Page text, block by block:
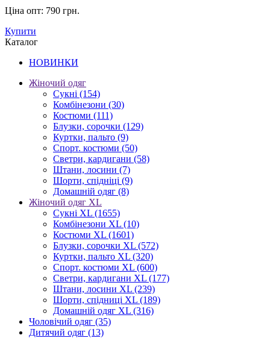
Ціна опт: 790 грн.
Купити
Каталог
НОВИНКИ
Жіночий одяг
Сукні (154)
Комбінезони (30)
Костюми (111)
Блузки, сорочки (129)
Куртки, пальто (9)
Спорт. костюми (50)
Светри, кардигани (58)
Штани, лосини (7)
Шорти, спідніці (9)
Домашній одяг (8)
Жіночий одяг XL
Cукні XL (1655)
Комбінезони XL (10)
Костюми XL (1601)
Блузки, сорочки XL (572)
Куртки, пальто XL (320)
Спорт. костюми XL (600)
Светри, кардигани XL (177)
Штани, лосини XL (239)
Шорти, спідниці XL (189)
Домашній одяг XL (316)
Чоловічий одяг (35)
Дитячий одяг (13)